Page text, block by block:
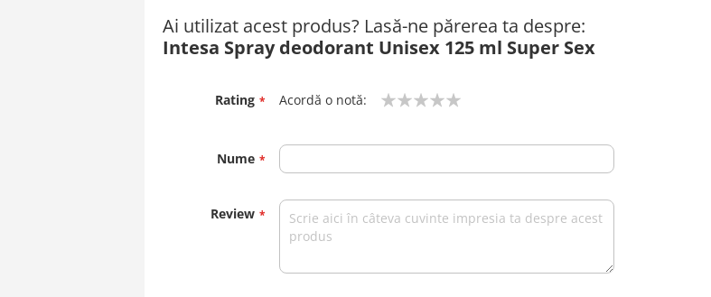
Ai utilizat acest produs? Lasă-ne părerea ta despre:
Intesa Spray deodorant Unisex 125 ml Super Sex
Rating
Acordă o notă:
Nume
Review